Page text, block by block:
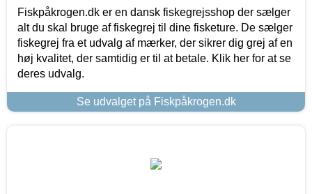
Fiskpåkrogen.dk er en dansk fiskegrejsshop der sælger
alt du skal bruge af fiskegrej til dine fisketure. De sælger
fiskegrej fra et udvalg af mærker, der sikrer dig grej af en
høj kvalitet, der samtidig er til at betale. Klik her for at se
deres udvalg.
Se udvalget på Fiskpåkrogen.dk